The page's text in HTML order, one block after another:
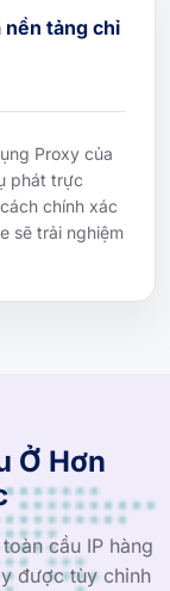
nền tảng chỉ
Proxy của
phát trực
chính xác
sẽ trải nghiệm
Ở Hơn
cầu IP hàng
được tùy chỉnh